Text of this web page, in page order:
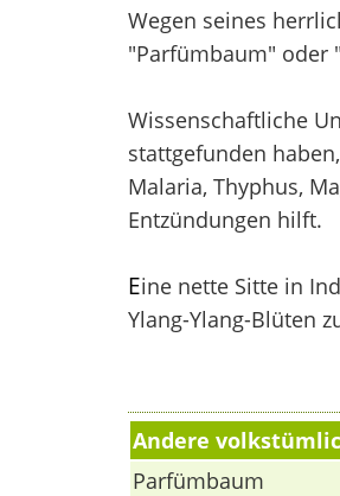
Wegen seines
"Parfümbaum" oder
Wissenschaftliche
stattgefunden
Malaria, Thyphus,
Entzündungen hilft.
Eine nette Sitte in
Ylang-Ylang-Blüten
Andere
Parfümbaum